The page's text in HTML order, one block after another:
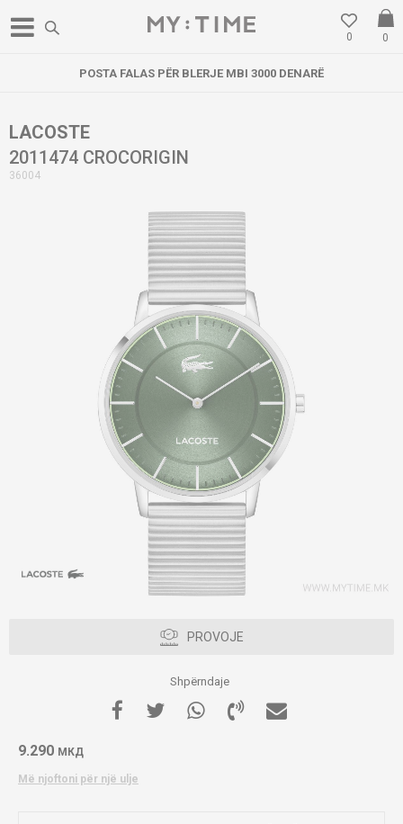
0
0
POSTA FALAS PËR BLERJE MBI 3000 DENARË
LACOSTE
2011474 CROCORIGIN
36004
PROVOJE
Shpërndaje
9.290 МКД
Më njoftoni për një ulje